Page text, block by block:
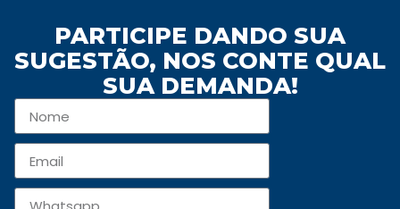
PARTICIPE DANDO SUA
SUGESTÃO, NOS CONTE QUAL
SUA DEMANDA!